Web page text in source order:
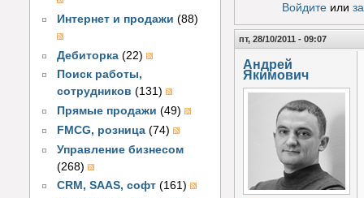
Интернет и продажи (88)
Дебиторка (22)
Поиск работы,
сотрудников (131)
Прямые продажи (49)
FMCG, розница (74)
Управление бизнесом
(268)
CRM, SAAS, софт (161)
Войдитеили
пт, 28/10/2011 - 09:07
Андрей
Якимович